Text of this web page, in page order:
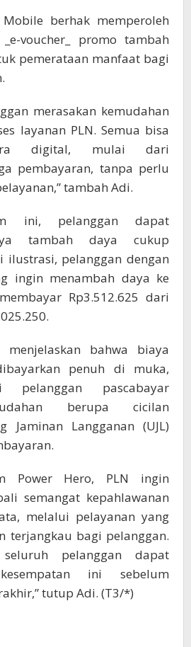
berhak memperoleh
voucher_ promo tambah
pemerataan manfaat bagi
merasakan kemudahan
layanan PLN. Semua bisa
digital, mulai dari
pembayaran, tanpa perlu
tambah Adi.
ini, pelanggan dapat
tambah daya cukup
ilustrasi, pelanggan dengan
ingin menambah daya ke
Rp3.512.625 dari
bahwa biaya
penuh di muka,
pelanggan pascabayar
berupa cicilan
Jaminan Langganan (UJL)
Power Hero, PLN ingin
semangat kepahlawanan
melalui pelayanan yang
terjangkau bagi pelanggan.
pelanggan dapat
ini sebelum
tutup Adi. (T3/*)